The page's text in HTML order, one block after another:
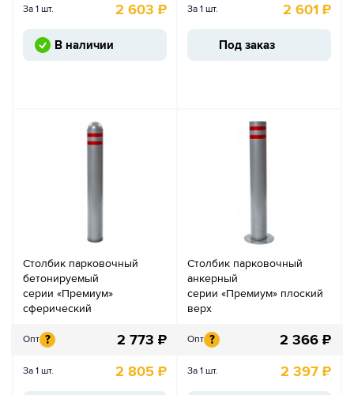
За 1 шт. 2 603 ₽
В наличии
За 1 шт. 2 601 ₽
Под заказ
Столбик парковочный
бетонируемый
серии «Премиум»
сферический
Опт ? 2 773 ₽
За 1 шт. 2 805 ₽
Столбик парковочный
анкерный
серии «Премиум» плоский
верх
Опт ? 2 366 ₽
За 1 шт. 2 397 ₽